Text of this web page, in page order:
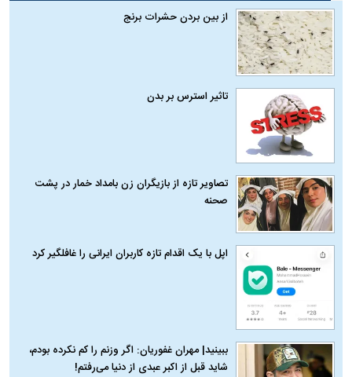
از بین بردن حشرات برنج
تاثیر استرس بر بدن
تصاویر تازه از بازیگران زن بامداد خمار در پشت
صحنه
اپل با یک اقدام تازه کاربران ایرانی را غافلگیر کرد
ببینید| مهران غفوریان: اگر وزنم را کم نکرده بودم،
شاید قبل از اکبر عبدی از دنیا می‌رفتم!